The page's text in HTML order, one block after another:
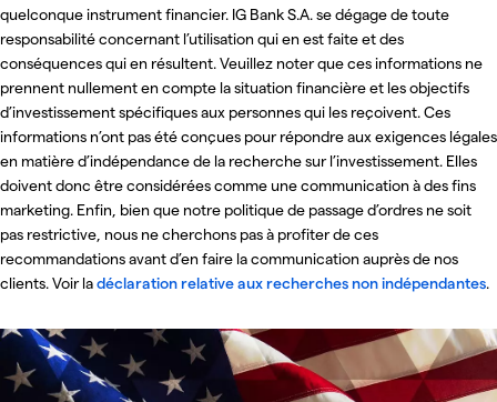
quelconque instrument financier. IG Bank S.A. se dégage de toute
responsabilité concernant l’utilisation qui en est faite et des
conséquences qui en résultent. Veuillez noter que ces informations ne
prennent nullement en compte la situation financière et les objectifs
d’investissement spécifiques aux personnes qui les reçoivent. Ces
informations n’ont pas été conçues pour répondre aux exigences légales
en matière d’indépendance de la recherche sur l’investissement. Elles
doivent donc être considérées comme une communication à des fins
marketing. Enfin, bien que notre politique de passage d’ordres ne soit
pas restrictive, nous ne cherchons pas à profiter de ces
recommandations avant d’en faire la communication auprès de nos
clients. Voir ladéclaration relative aux recherches non indépendantes.